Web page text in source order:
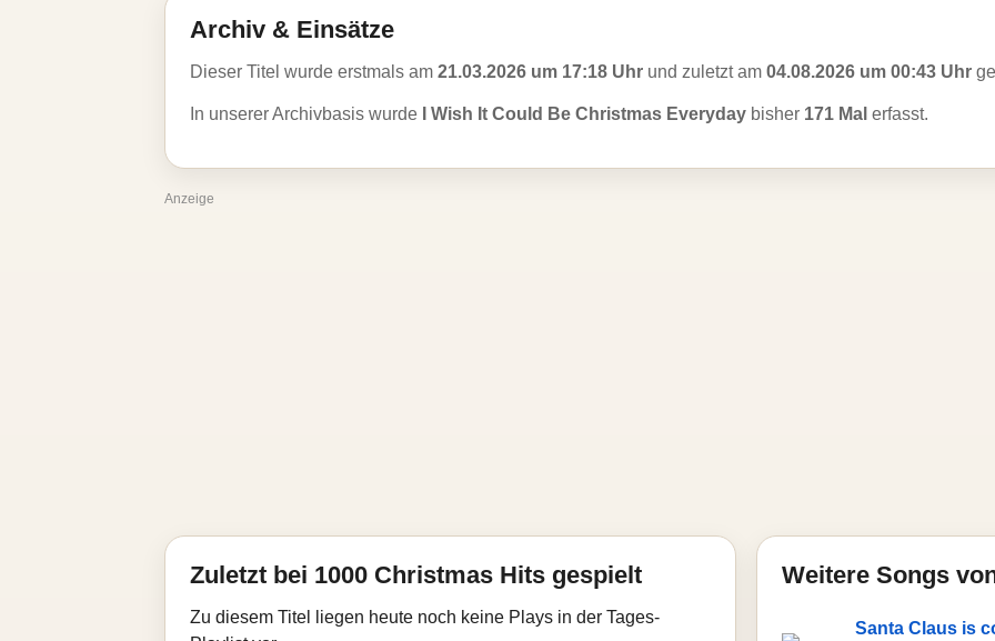
Archiv & Einsätze
Dieser Titel wurde erstmals am 21.03.2026 um 17:18 Uhr und zuletzt am 04.08.2026 um 00:43 Uhr
In unserer Archivbasis wurde I Wish It Could Be Christmas Everyday bisher 171 Mal erfasst.
Anzeige
Zuletzt bei 1000 Christmas Hits gespielt
Zu diesem Titel liegen heute noch keine Plays in der Tages-
Weitere Songs
Santa Claus is